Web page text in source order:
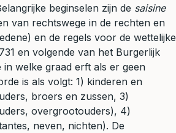
beginselen zijn de saisine
van rechtswege in de rechten en
en de regels voor de wettelijke
en volgende van het Burgerlijk
in welke graad erft als er geen
is als volgt: 1) kinderen en
broers en zussen, 3)
overgrootouders), 4)
neven, nichten). De